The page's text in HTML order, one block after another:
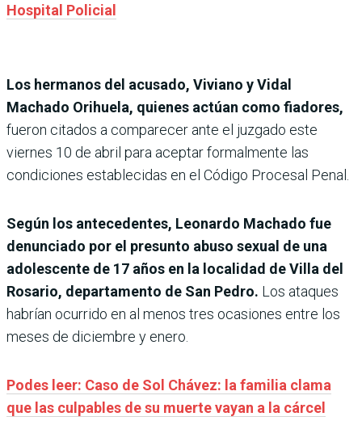
Hospital Policial
Los hermanos del acusado, Viviano y Vidal
Machado Orihuela, quienes actúan como fiadores,
fueron citados a comparecer ante el juzgado este
viernes 10 de abril para aceptar formalmente las
condiciones establecidas en el Código Procesal Penal.
Según los antecedentes, Leonardo Machado fue
denunciado por el presunto abuso sexual de una
adolescente de 17 años en la localidad de Villa del
Rosario, departamento de San Pedro. Los ataques
habrían ocurrido en al menos tres ocasiones entre los
meses de diciembre y enero.
Podes leer: Caso de Sol Chávez: la familia clama
que las culpables de su muerte vayan a la cárcel